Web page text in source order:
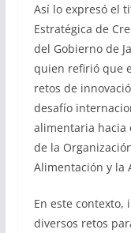
Así lo expresó el
Estratégica de
del Gobierno de
quien refirió que
retos de
desafío
alimentaria hacia
de la
Alimentación y la
En este
diversos retos